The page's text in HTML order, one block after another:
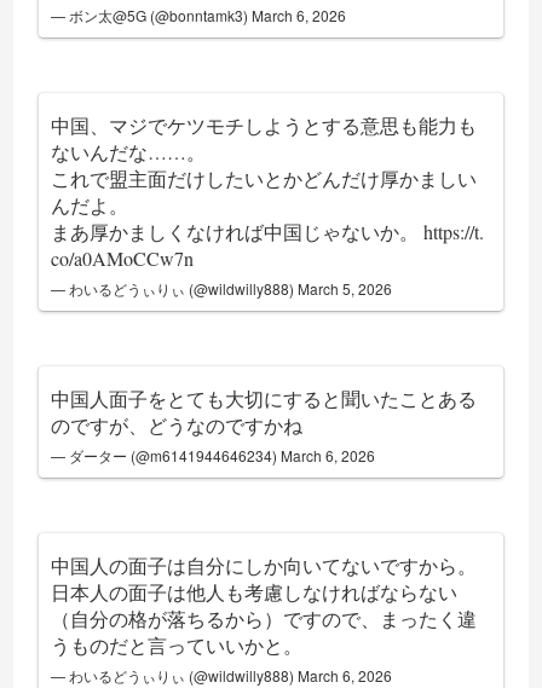
— ボン太@5G (@bonntamk3) March 6, 2026
中国、マジでケツモチしようとする意思も能力も
ないんだな……。
これで盟主面だけしたいとかどんだけ厚かましい
んだよ。
まあ厚かましくなければ中国じゃないか。https://t.
co/a0AMoCCw7n
— わいるどうぃりぃ (@wildwilly888) March 5, 2026
中国人面子をとても大切にすると聞いたことある
のですが、どうなのですかね
— ダーター (@m6141944646234) March 6, 2026
中国人の面子は自分にしか向いてないですから。
日本人の面子は他人も考慮しなければならない
（自分の格が落ちるから）ですので、まったく違
うものだと言っていいかと。
— わいるどうぃりぃ (@wildwilly888) March 6, 2026